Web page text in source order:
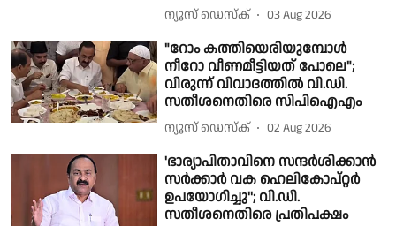
ന്യൂസ് ഡെസ്ക് 03 Aug 2026
"റോം കത്തിയെരിയുമ്പോൾ
നീറോ വീണമീട്ടിയത് പോലെ";
വിരുന്ന് വിവാദത്തിൽ വി.ഡി.
സതീശനെതിരെ സിപിഐഎം
ന്യൂസ് ഡെസ്ക് 02 Aug 2026
'ഭാര്യാപിതാവിനെ സന്ദർശിക്കാൻ
സർക്കാർ വക ഹെലികോപ്റ്റർ
ഉപയോഗിച്ചു''; വി.ഡി.
സതീശനെതിരെ പ്രതിപക്ഷം